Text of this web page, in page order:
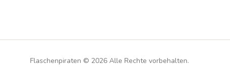
Flaschenpiraten © 2026Alle Rechte vorbehalten.